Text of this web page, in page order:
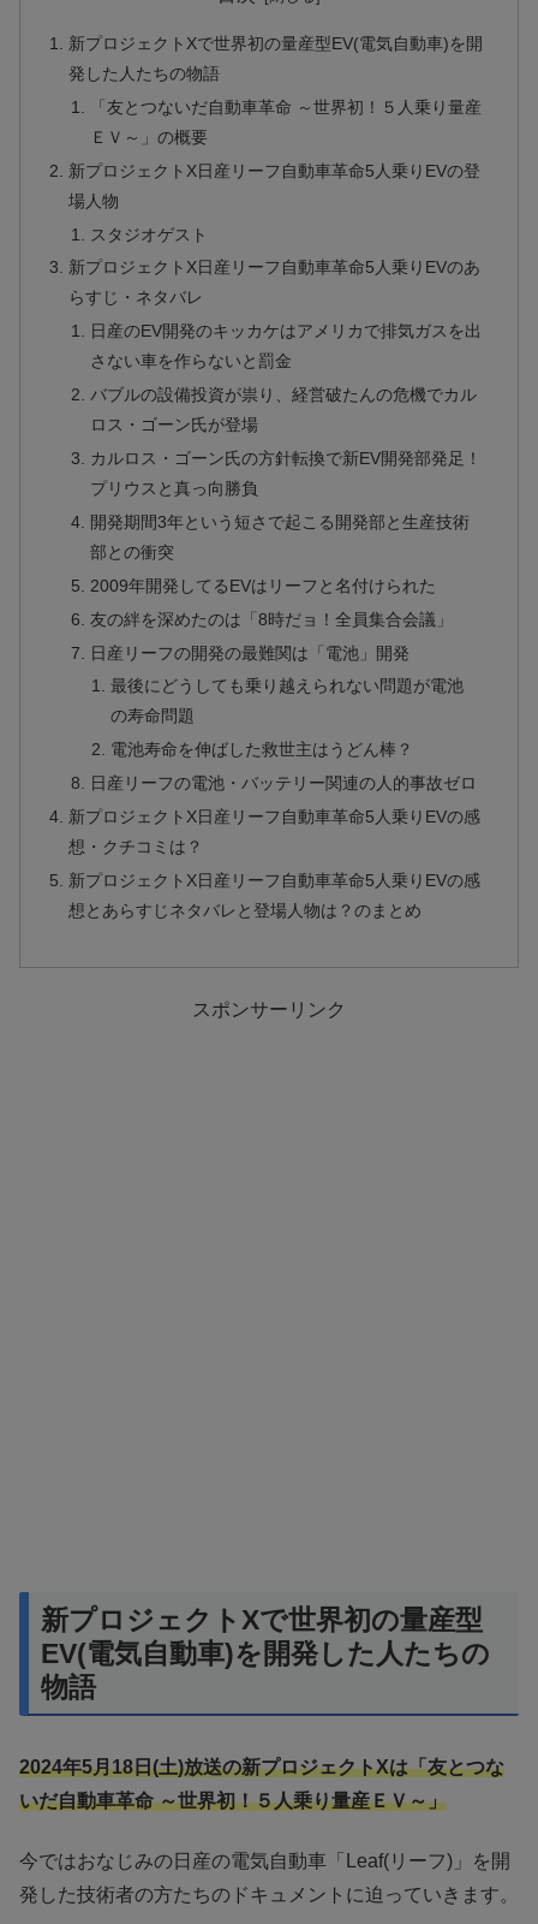
新プロジェクトXで世界初の量産型EV(電気自動車)を開
発した人たちの物語
「友とつないだ自動車革命 ～世界初！５人乗り量産
ＥＶ～」の概要
新プロジェクトX日産リーフ自動車革命5人乗りEVの登
場人物
スタジオゲスト
新プロジェクトX日産リーフ自動車革命5人乗りEVのあ
らすじ・ネタバレ
日産のEV開発のキッカケはアメリカで排気ガスを出
さない車を作らないと罰金
バブルの設備投資が祟り、経営破たんの危機でカル
ロス・ゴーン氏が登場
カルロス・ゴーン氏の方針転換で新EV開発部発足！
プリウスと真っ向勝負
開発期間3年という短さで起こる開発部と生産技術
部との衝突
2009年開発してるEVはリーフと名付けられた
友の絆を深めたのは「8時だョ！全員集合会議」
日産リーフの開発の最難関は「電池」開発
最後にどうしても乗り越えられない問題が電池
の寿命問題
電池寿命を伸ばした救世主はうどん棒？
日産リーフの電池・バッテリー関連の人的事故ゼロ
新プロジェクトX日産リーフ自動車革命5人乗りEVの感
想・クチコミは？
新プロジェクトX日産リーフ自動車革命5人乗りEVの感
想とあらすじネタバレと登場人物は？のまとめ
スポンサーリンク
新プロジェクトXで世界初の量産型
EV(電気自動車)を開発した人たちの
物語
2024年5月18日(土)放送の新プロジェクトXは「友とつな
いだ自動車革命 ～世界初！５人乗り量産ＥＶ～」
今ではおなじみの日産の電気自動車「Leaf(リーフ)」を開
発した技術者の方たちのドキュメントに迫っていきます。